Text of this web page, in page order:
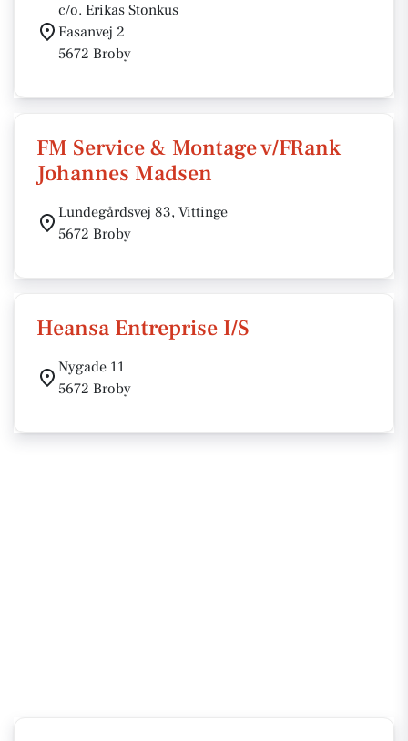
c/o. Erikas Stonkus
Fasanvej 2
5672 Broby
FM Service & Montage v/FRank
Johannes Madsen
Lundegårdsvej 83, Vittinge
5672 Broby
Heansa Entreprise I/S
Nygade 11
5672 Broby